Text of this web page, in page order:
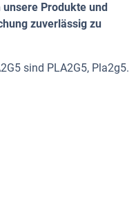
Produkte und
zuverlässig zu
sind PLA2G5, Pla2g5.